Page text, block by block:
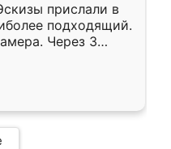
прислали в
подходящий.
Через 3
Остались
Ренессанс